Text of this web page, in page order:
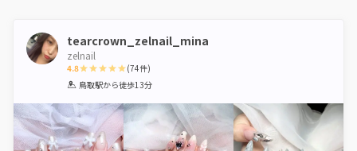
tearcrown_zelnail_mina
zelnail
4.8
1 2 3 4 5
(74件)
鳥取駅から徒歩13分